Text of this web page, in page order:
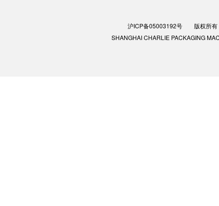
沪ICP备05003192号版权所有：
SHANGHAI CHARLIE PACKAGING